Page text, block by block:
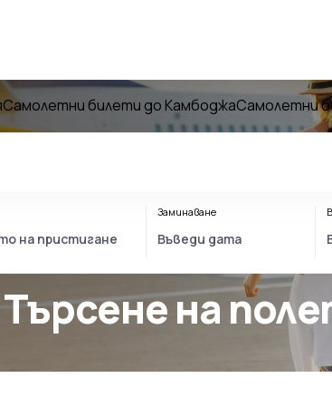
Самолетни билети до КамбоджаСамолетни
на
Заминаване